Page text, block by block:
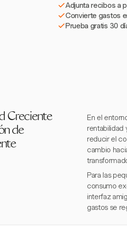
Adjunta recibos a
Convierte gastos
Prueba gratis 30
Creciente
de
En el
rentabilidad
reducir el
cambio
Para las
consumo
interfaz
gastos se